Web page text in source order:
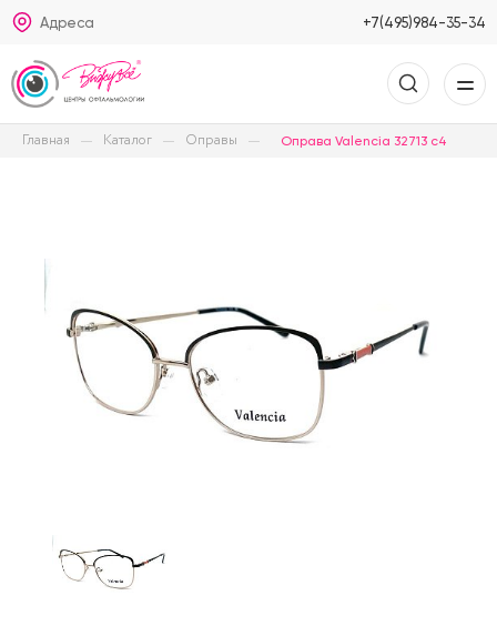
Адреса +7(495)984-35-34
Главная Каталог Оправы Оправа Valencia 32713 c4